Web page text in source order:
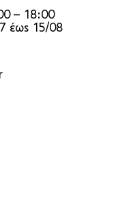
– 18:00
έως 15/08